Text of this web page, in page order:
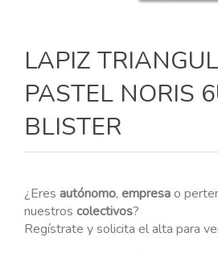
LAPIZ
PASTEL NORIS
BLISTER
¿Eres autónomo, empresao
nuestros colectivos?
Regístrate y solicita el alta para